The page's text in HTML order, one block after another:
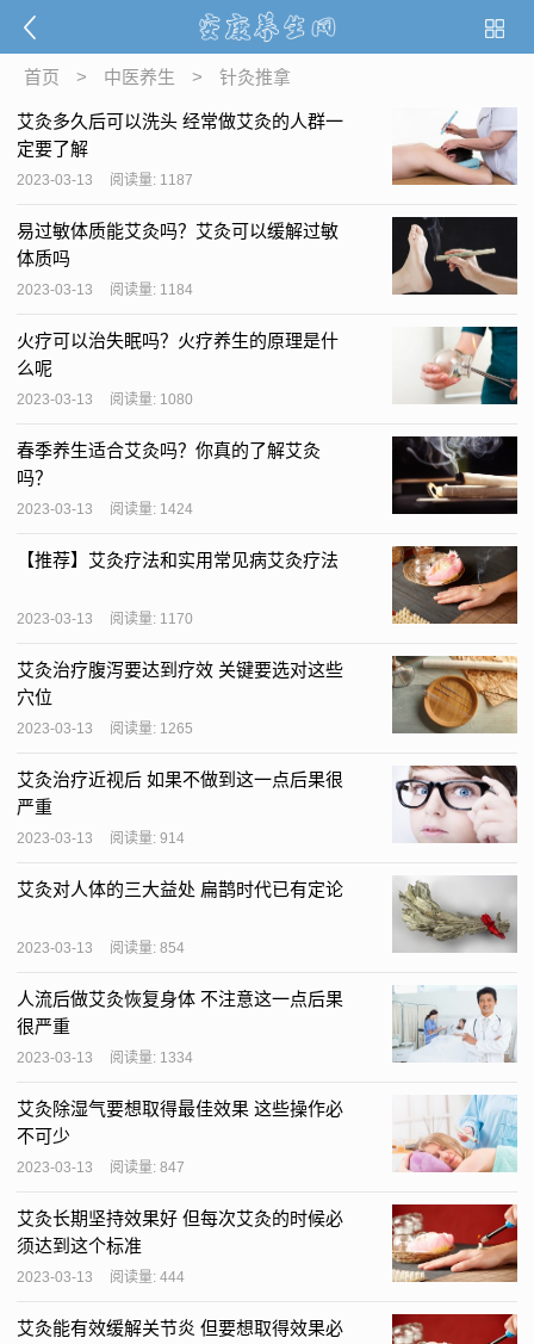
首页 > 中医养生 > 针灸推拿
艾灸多久后可以洗头 经常做艾灸的人群一
定要了解
2023-03-13 阅读量: 1187
易过敏体质能艾灸吗？艾灸可以缓解过敏
体质吗
2023-03-13 阅读量: 1184
火疗可以治失眠吗？火疗养生的原理是什
么呢
2023-03-13 阅读量: 1080
春季养生适合艾灸吗？你真的了解艾灸
吗？
2023-03-13 阅读量: 1424
【推荐】艾灸疗法和实用常见病艾灸疗法
2023-03-13 阅读量: 1170
艾灸治疗腹泻要达到疗效 关键要选对这些
穴位
2023-03-13 阅读量: 1265
艾灸治疗近视后 如果不做到这一点后果很
严重
2023-03-13 阅读量: 914
艾灸对人体的三大益处 扁鹊时代已有定论
2023-03-13 阅读量: 854
人流后做艾灸恢复身体 不注意这一点后果
很严重
2023-03-13 阅读量: 1334
艾灸除湿气要想取得最佳效果 这些操作必
不可少
2023-03-13 阅读量: 847
艾灸长期坚持效果好 但每次艾灸的时候必
须达到这个标准
2023-03-13 阅读量: 444
艾灸能有效缓解关节炎 但要想取得效果必